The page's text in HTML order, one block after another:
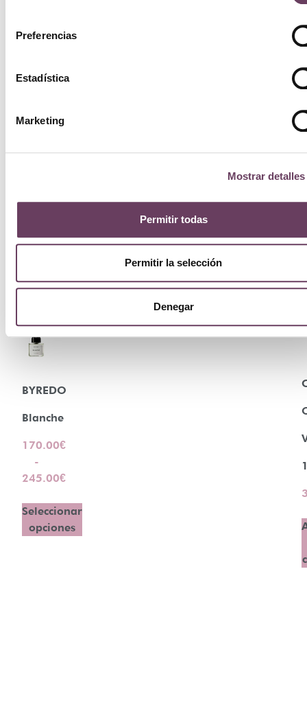
Preferencias
Estadística
Marketing
Mostrar detalles
Permitir todas
Permitir la selección
Denegar
BYREDO
Blanche
170.00€
-
245.00€
Seleccionar
opciones